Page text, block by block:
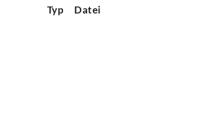
Typ Datei